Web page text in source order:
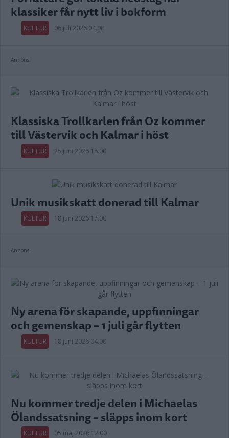
klassiker får nytt liv i bokform
KULTUR 06 juli 2026 04.00
Annons:
Klassiska Trollkarlen från Oz kommer
till Västervik och Kalmar i höst
KULTUR 25 juni 2026 18.00
Unik musikskatt donerad till Kalmar
KULTUR 18 juni 2026 17.00
Annons:
Ny arena för skapande, uppfinningar
och gemenskap – 1 juli går flytten
KULTUR 18 juni 2026 04.00
Nu kommer tredje delen i Michaelas
Ölandssatsning – släpps inom kort
KULTUR 05 maj 2026 12.00